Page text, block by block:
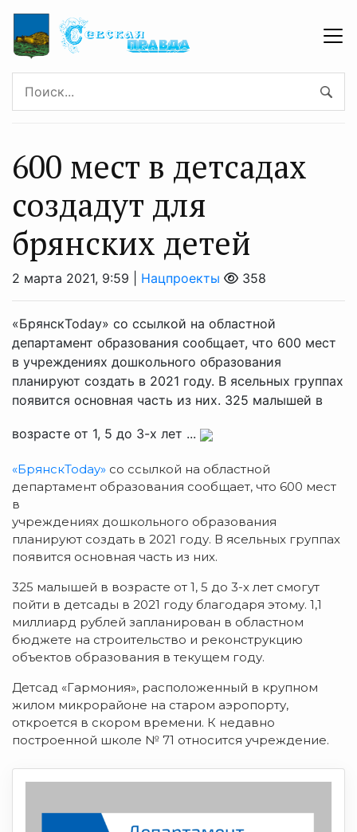
600 мест в детсадах
создадут для
брянских детей
2 марта 2021, 9:59 | Нацпроекты 358
«БрянскToday» со ссылкой на областной
департамент образования сообщает, что 600 мест
в учреждениях дошкольного образования
планируют создать в 2021 году. В ясельных группах
появится основная часть из них. 325 малышей в
возрасте от 1, 5 до 3-х лет ...
«БрянскToday» со ссылкой на областной
департамент образования сообщает, что 600 мест
в
учреждениях дошкольного образования
планируют создать в 2021 году. В ясельных группах
появится основная часть из них.
325 малышей в возрасте от 1, 5 до 3-х лет смогут
пойти в детсады в 2021 году благодаря этому. 1,1
миллиард рублей запланирован в областном
бюджете на строительство и реконструкцию
объектов образования в текущем году.
Детсад «Гармония», расположенный в крупном
жилом микрорайоне на старом аэропорту,
откроется в скором времени. К недавно
построенной школе № 71 относится учреждение.